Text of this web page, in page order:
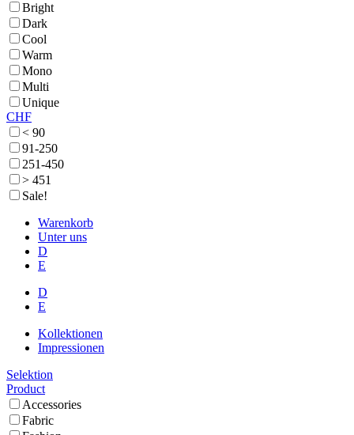
Bright
Dark
Cool
Warm
Mono
Multi
Unique
CHF
< 90
91-250
251-450
> 451
Sale!
Warenkorb
Unter uns
D
E
D
E
Kollektionen
Impressionen
Selektion
Product
Accessories
Fabric